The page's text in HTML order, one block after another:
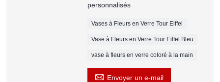
personnalisés
Vases à Fleurs en Verre Tour Eiffel
Vase à Fleurs en Verre Tour Eiffel Bleu
vase à fleurs en verre coloré à la main
 Envoyer un e-mail